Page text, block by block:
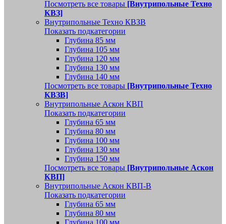
Посмотреть все товары [Внутрипольные Техно
КВЗ]
Внутрипольные Техно КВЗВ
Показать подкатегории
Глубина 85 мм
Глубина 105 мм
Глубина 120 мм
Глубина 130 мм
Глубина 140 мм
Посмотреть все товары [Внутрипольные Техно
КВЗВ]
Внутрипольные Аскон КВП
Показать подкатегории
Глубина 65 мм
Глубина 80 мм
Глубина 100 мм
Глубина 130 мм
Глубина 150 мм
Посмотреть все товары [Внутрипольные Аскон
КВП]
Внутрипольные Аскон КВП-В
Показать подкатегории
Глубина 65 мм
Глубина 80 мм
Глубина 100 мм